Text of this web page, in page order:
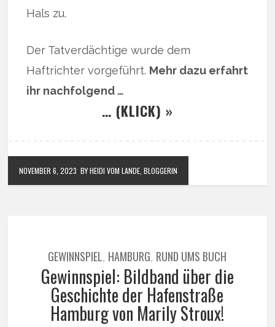
Hals zu.
Der Tatverdächtige wurde dem
Haftrichter vorgeführt. Mehr dazu erfahrt
ihr nachfolgend …
… (KLICK) »
NOVEMBER 6, 2023 BY HEIDI VOM LANDE, BLOGGERIN
GEWINNSPIEL, HAMBURG, RUND UMS BUCH
Gewinnspiel: Bildband über die
Geschichte der Hafenstraße
Hamburg von Marily Stroux!